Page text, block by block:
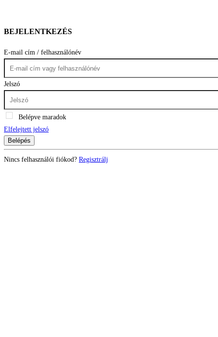
BEJELENTKEZÉS
E-mail cím / felhasználónév
Jelszó
Belépve maradok
Elfelejtett jelszó
Belépés
Nincs felhasználói fiókod? Regisztrálj